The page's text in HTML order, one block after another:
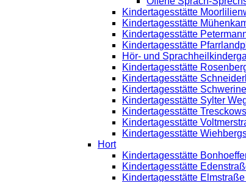
Kindertagesstätte
Kindertagesstätte
Kindertagesstätte
Kindertagesstätte
Hör- und
Kindertagesstätte
Kindertagesstätte
Kindertagesstätte
Kindertagesstätte Sylter
Kindertagesstätte
Kindertagesstätte
Kindertagesstätte
Hort
Kindertagesstätte
Kindertagesstätte
Kindertagesstätte